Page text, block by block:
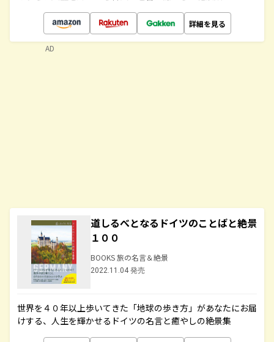
詳細を見る
道しるべとなるドイツのことばと絶景
１００
BOOKS 旅の名言＆絶景
2022.11.04 発売
世界を４０年以上歩いてきた「地球の歩き方」があなたにお届
けする、人生を輝かせるドイツの名言と癒やしの絶景集
AD